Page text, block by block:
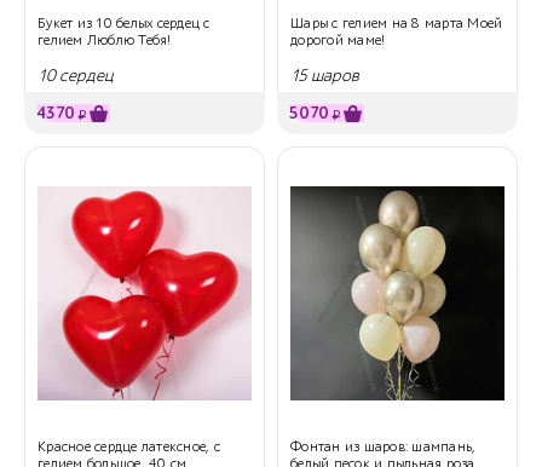
Букет из 10 белых сердец с
гелием Люблю Тебя!
10 сердец
4370 ₽
Шары с гелием на 8 марта Моей
дорогой маме!
15 шаров
5070 ₽
Красное сердце латексное, с
гелием большое, 40 см
Фонтан из шаров: шампань,
белый песок и пыльная роза